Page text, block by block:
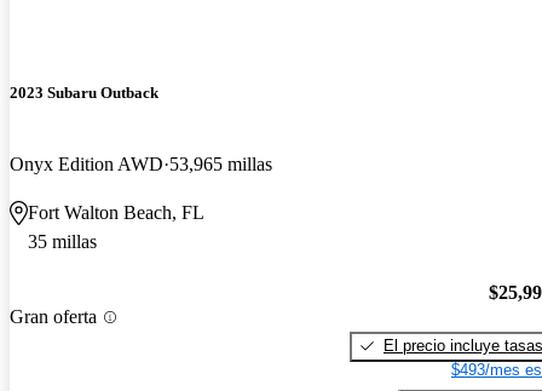
2023 Subaru Outback
Onyx Edition AWD 53,965 millas
Fort Walton Beach, FL
35 millas
Gran oferta
El precio incluye tasas
$493/mes